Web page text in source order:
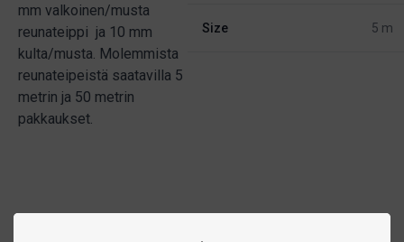
mm valkoinen/musta
reunateippi ja 10 mm
kulta/musta. Molemmista
reunateipeistä saatavilla 5
metrin ja 50 metrin
pakkaukset.
Size 5 m